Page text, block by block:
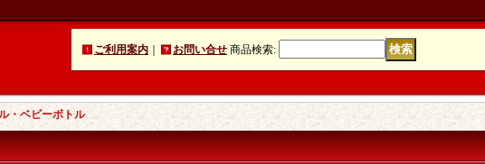
ご利用案内 お問い合せ 商品検索:
・ベビーボトル